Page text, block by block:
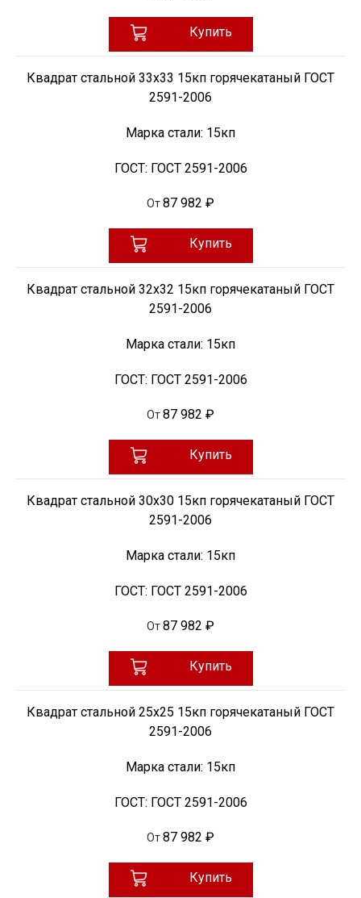
Купить
Квадрат стальной 33х33 15кп горячекатаный ГОСТ
2591-2006
Марка стали: 15кп
ГОСТ: ГОСТ 2591-2006
От87 982 ₽
Купить
Квадрат стальной 32х32 15кп горячекатаный ГОСТ
2591-2006
Марка стали: 15кп
ГОСТ: ГОСТ 2591-2006
От87 982 ₽
Купить
Квадрат стальной 30х30 15кп горячекатаный ГОСТ
2591-2006
Марка стали: 15кп
ГОСТ: ГОСТ 2591-2006
От87 982 ₽
Купить
Квадрат стальной 25х25 15кп горячекатаный ГОСТ
2591-2006
Марка стали: 15кп
ГОСТ: ГОСТ 2591-2006
От87 982 ₽
Купить